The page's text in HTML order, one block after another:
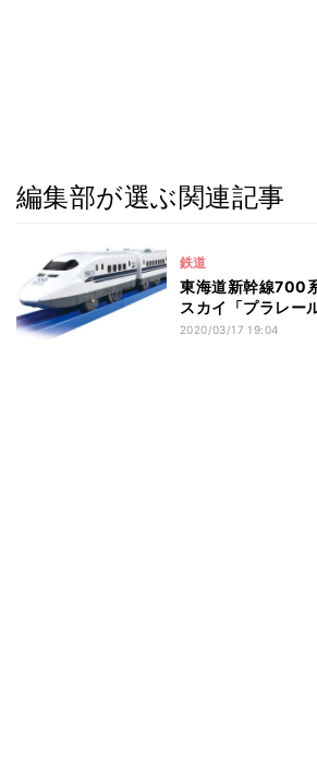
編集部が選ぶ関連記事
鉄道
東海道新幹線700
スカイ「プラレー
2020/03/17 19:04